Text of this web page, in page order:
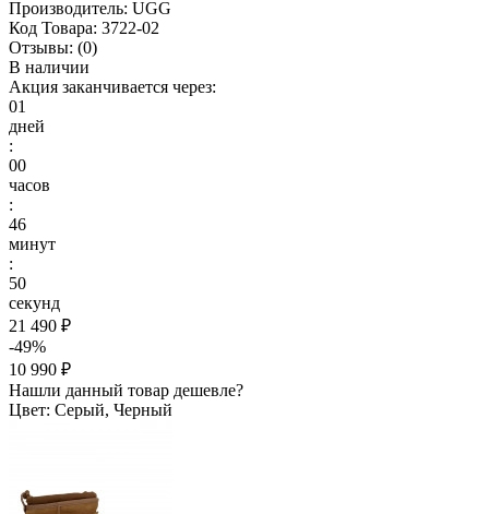
Производитель: UGG
Код Товара: 3722-02
Отзывы: (0)
В наличии
Акция заканчивается через:
01
дней
:
00
часов
:
46
минут
:
48
секунд
21 490 ₽
-49%
10 990 ₽
Нашли данный товар дешевле?
Цвет: Серый, Черный